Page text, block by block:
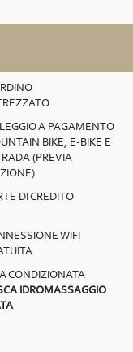
A PAGAMENTO
BIKE, E-BIKE E
(PREVIA
DI CREDITO
WIFI
CONDIZIONATA
IDROMASSAGGIO